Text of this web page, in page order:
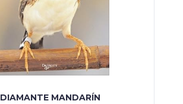
DIAMANTE MANDARÍN